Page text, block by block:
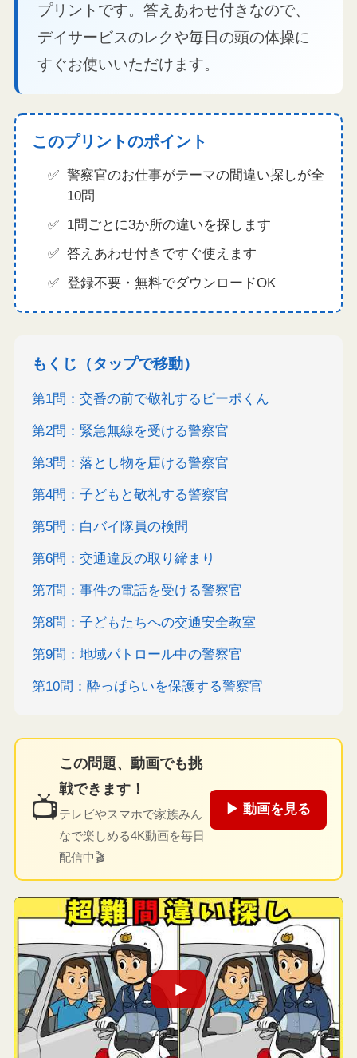
プリントです。答えあわせ付きなので、
デイサービスのレクや毎日の頭の体操に
すぐお使いいただけます。
このプリントのポイント
警察官のお仕事がテーマの間違い探しが全
10問
1問ごとに3か所の違いを探します
答えあわせ付きですぐ使えます
登録不要・無料でダウンロードOK
もくじ（タップで移動）
第1問：交番の前で敬礼するピーポくん
第2問：緊急無線を受ける警察官
第3問：落とし物を届ける警察官
第4問：子どもと敬礼する警察官
第5問：白バイ隊員の検問
第6問：交通違反の取り締まり
第7問：事件の電話を受ける警察官
第8問：子どもたちへの交通安全教室
第9問：地域パトロール中の警察官
第10問：酔っぱらいを保護する警察官
📺
この問題、動画でも挑
戦できます！
テレビやスマホで家族みん
なで楽しめる4K動画を毎日
配信中🎬
▶ 動画を見る